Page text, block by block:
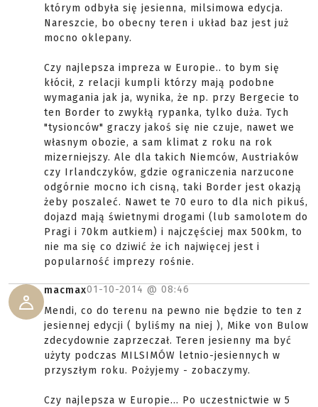
którym odbyła się jesienna, milsimowa edycja.
Nareszcie, bo obecny teren i układ baz jest już
mocno oklepany.
Czy najlepsza impreza w Europie.. to bym się
kłócił, z relacji kumpli którzy mają podobne
wymagania jak ja, wynika, że np. przy Bergecie to
ten Border to zwykłą rypanka, tylko duża. Tych
"tysionców" graczy jakoś się nie czuje, nawet we
własnym obozie, a sam klimat z roku na rok
mizerniejszy. Ale dla takich Niemców, Austriaków
czy Irlandczyków, gdzie ograniczenia narzucone
odgórnie mocno ich cisną, taki Border jest okazją
żeby poszaleć. Nawet te 70 euro to dla nich pikuś,
dojazd mają świetnymi drogami (lub samolotem do
Pragi i 70km autkiem) i najczęściej max 500km, to
nie ma się co dziwić że ich najwięcej jest i
popularność imprezy rośnie.
macmax01-10-2014 @ 08:46
Mendi, co do terenu na pewno nie będzie to ten z
jesiennej edycji ( byliśmy na niej ), Mike von Bulow
zdecydownie zaprzeczał. Teren jesienny ma być
użyty podczas MILSIMÓW letnio-jesiennych w
przyszłym roku. Pożyjemy - zobaczymy.
Czy najlepsza w Europie... Po uczestnictwie w 5